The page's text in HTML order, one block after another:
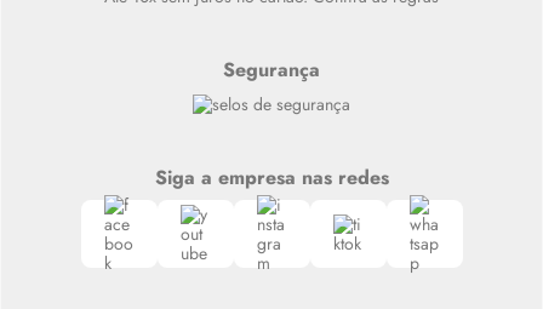
Segurança
Siga a empresa nas redes